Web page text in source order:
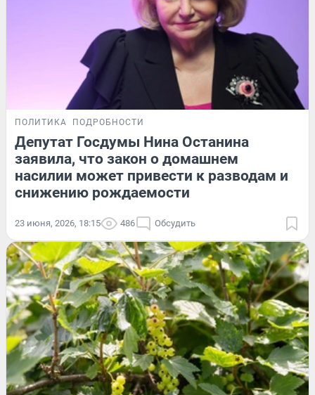
ПОЛИТИКА ПОДРОБНОСТИ
Депутат Госдумы Нина Останина
заявила, что закон о домашнем
насилии может привести к разводам и
снижению рождаемости
23 июня, 2026, 18:15 486 Обсудить